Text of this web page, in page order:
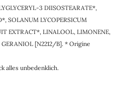
3 DIISOSTEARATE*,
SOLANUM LYCOPERSICUM
EXTRACT*, LINALOOL, LIMONENE,
[N2212/B]. * Origine
alles unbedenklich.